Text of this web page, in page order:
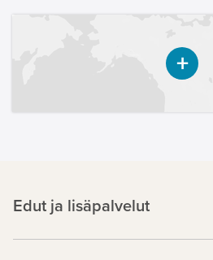
Edut ja lisäpalvelut